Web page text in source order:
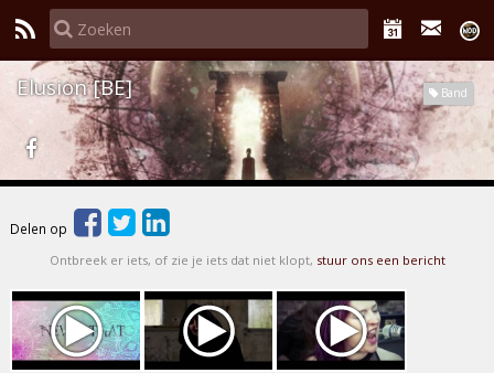
Band
Elusion [BE]
Delen op
Ontbreek er iets, of zie je iets dat niet klopt, stuur ons een bericht